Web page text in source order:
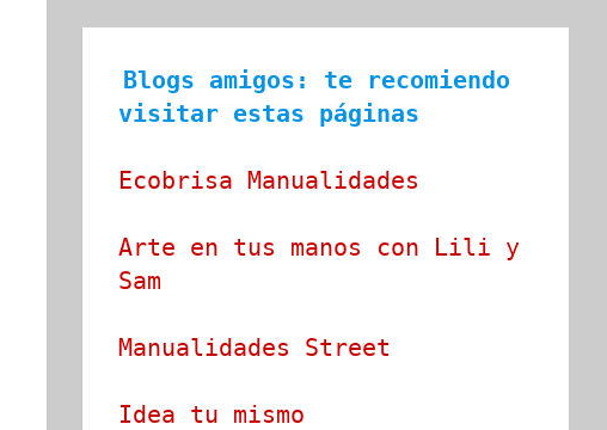
Blogs amigos: te recomiendo
visitar estas páginas
Ecobrisa Manualidades
Arte en tus manos con Lili y
Sam
Manualidades Street
Idea tu mismo